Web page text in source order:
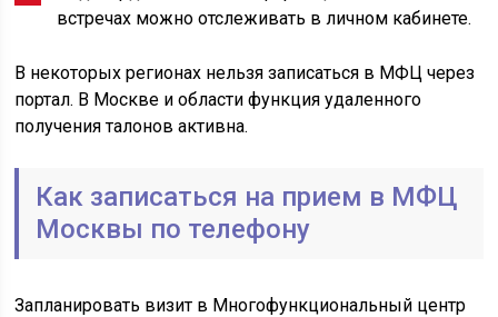
встречах можно отслеживать в личном кабинете.
В некоторых регионах нельзя записаться в МФЦ через
портал. В Москве и области функция удаленного
получения талонов активна.
Как записаться на прием в МФЦ
Москвы по телефону
Запланировать визит в Многофункциональный центр